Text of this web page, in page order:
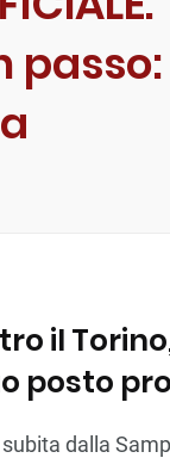
il
posto
dalla